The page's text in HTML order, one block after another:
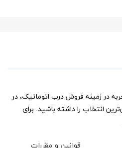
در زمینه فروش درب اتوماتیک، در
انتخاب را داشته باشید. برای
قوانین و مقررات